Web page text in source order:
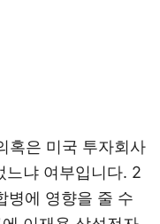
혹은 미국 투자회사
느냐 여부입니다. 2
병에 영향을 줄 수